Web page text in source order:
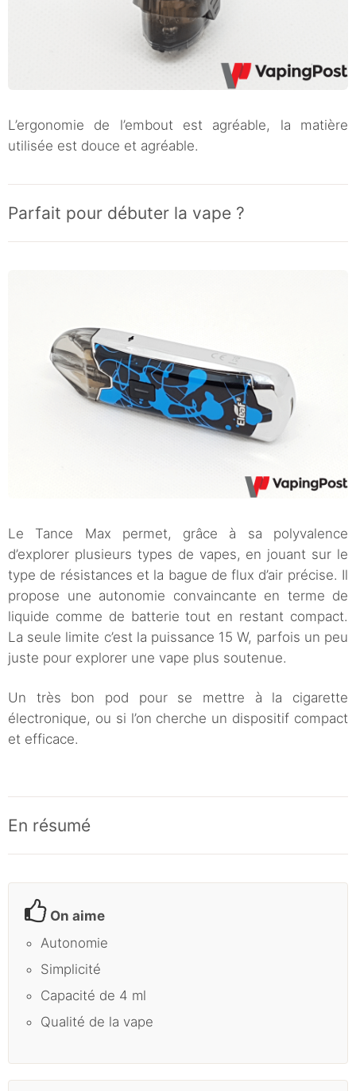
L’ergonomie de l’embout est agréable, la matière
utilisée est douce et agréable.
Parfait pour débuter la vape ?
Le Tance Max permet, grâce à sa polyvalence
d’explorer plusieurs types de vapes, en jouant sur le
type de résistances et la bague de flux d’air précise. Il
propose une autonomie convaincante en terme de
liquide comme de batterie tout en restant compact.
La seule limite c’est la puissance 15 W, parfois un peu
juste pour explorer une vape plus soutenue.
Un très bon pod pour se mettre à la cigarette
électronique, ou si l’on cherche un dispositif compact
et efficace.
En résumé
On aime
Autonomie
Simplicité
Capacité de 4 ml
Qualité de la vape